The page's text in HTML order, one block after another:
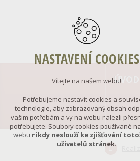
ÚVOD
NASTAVENÍ COOKIES
Vítejte na našem webu!
Potřebujeme nastavit cookies a
technologie, aby zobrazovaný obsah
vašim potřebám a vy na webu nalezli
potřebujete. Soubory cookies používané
webu nikdy neslouží ke zjišťování
uživatelů stránek.